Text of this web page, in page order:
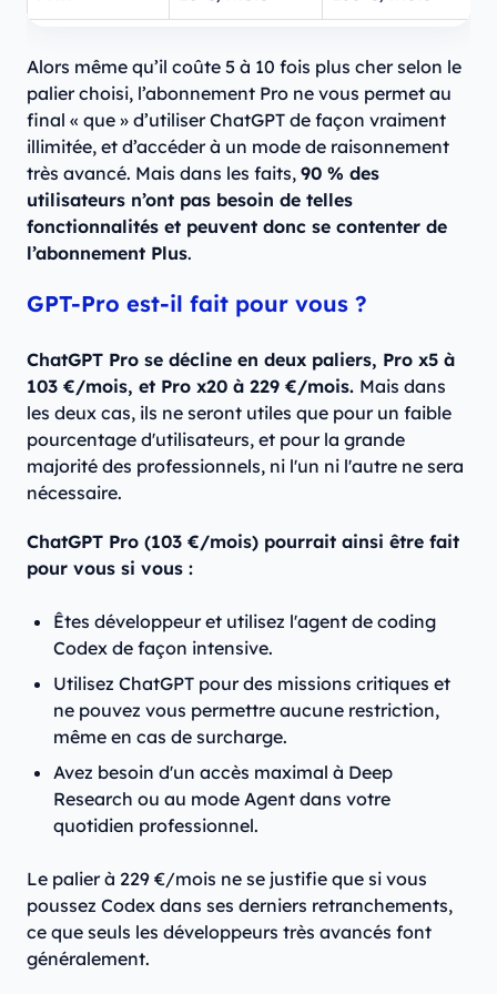
Alors même qu’il coûte 5 à 10 fois plus cher selon le
palier choisi, l’abonnement Pro ne vous permet au
final « que » d’utiliser ChatGPT de façon vraiment
illimitée, et d’accéder à un mode de raisonnement
très avancé. Mais dans les faits, 90 % des
utilisateurs n’ont pas besoin de telles
fonctionnalités et peuvent donc se contenter de
l’abonnement Plus.
GPT-Pro est-il fait pour vous ?
ChatGPT Pro se décline en deux paliers, Pro x5 à
103 €/mois, et Pro x20 à 229 €/mois. Mais dans
les deux cas, ils ne seront utiles que pour un faible
pourcentage d'utilisateurs, et pour la grande
majorité des professionnels, ni l'un ni l'autre ne sera
nécessaire.
ChatGPT Pro (103 €/mois) pourrait ainsi être fait
pour vous si vous :
Êtes développeur et utilisez l'agent de coding
Codex de façon intensive.
Utilisez ChatGPT pour des missions critiques et
ne pouvez vous permettre aucune restriction,
même en cas de surcharge.
Avez besoin d'un accès maximal à Deep
Research ou au mode Agent dans votre
quotidien professionnel.
Le palier à 229 €/mois ne se justifie que si vous
poussez Codex dans ses derniers retranchements,
ce que seuls les développeurs très avancés font
généralement.